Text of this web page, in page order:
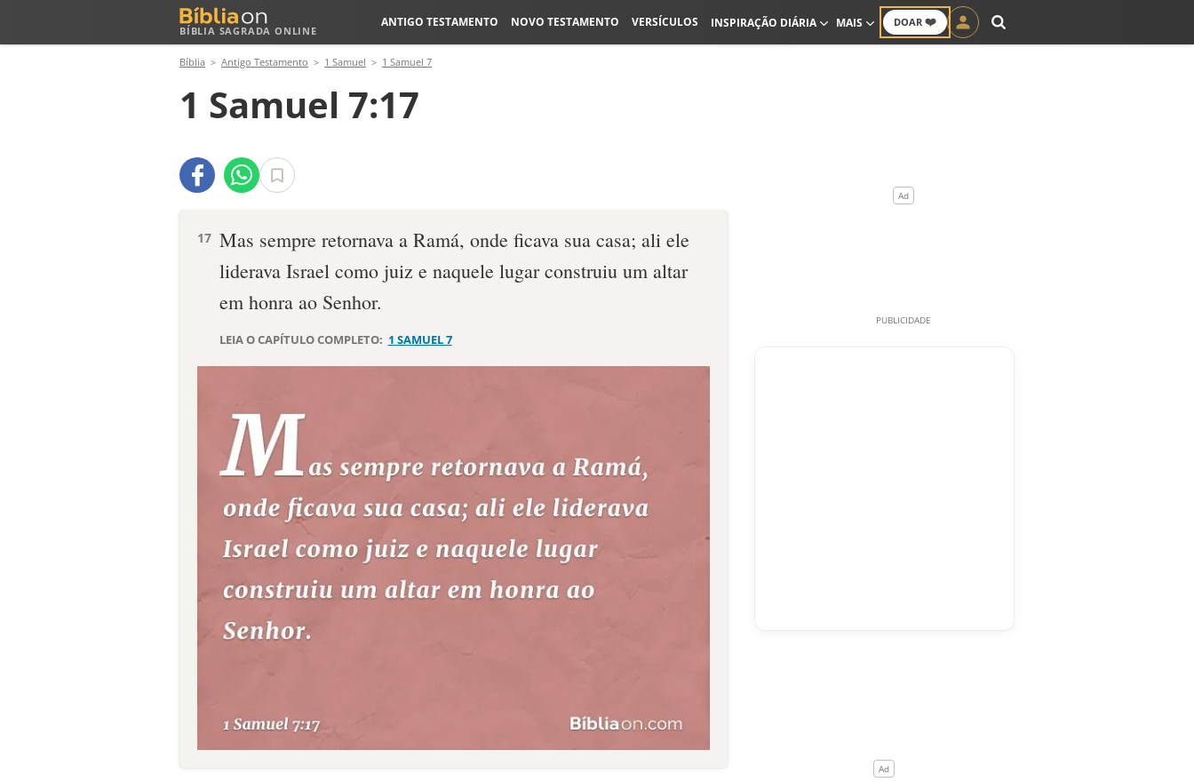
BÍBLIA SAGRADA ONLINE
DOAR ❤️
ANTIGO TESTAMENTO NOVO TESTAMENTO VERSÍCULOS INSPIRAÇÃO DIÁRIA MAIS
Bíblia Antigo Testamento 1 Samuel 1 Samuel 7
1 Samuel 7:17
17 Mas sempre retornava a Ramá, onde ficava sua casa; ali ele
liderava Israel como juiz e naquele lugar construiu um altar
em honra ao Senhor.
LEIA O CAPÍTULO COMPLETO: 1 SAMUEL 7